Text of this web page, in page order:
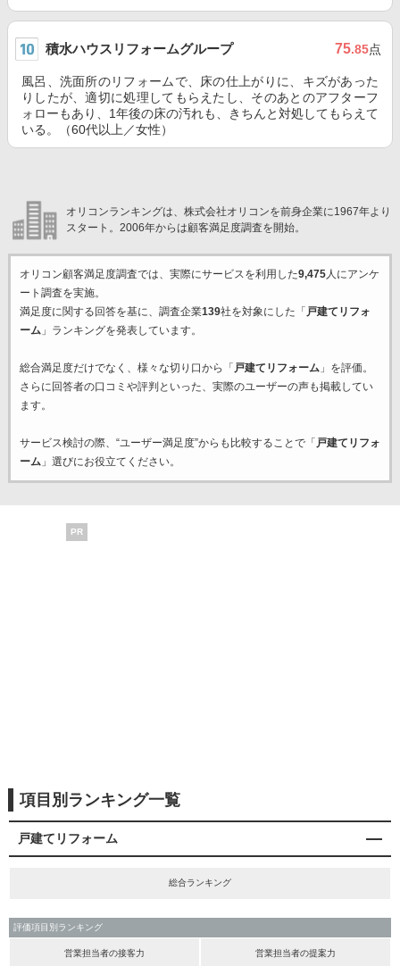
積水ハウスリフォームグループ 75.85点
風呂、洗面所のリフォームで、床の仕上がりに、キズがあった
りしたが、適切に処理してもらえたし、そのあとのアフターフ
ォローもあり、1年後の床の汚れも、きちんと対処してもらえて
いる。（60代以上／女性）
オリコンランキングは、株式会社オリコンを前身企業に1967年より
スタート。2006年からは顧客満足度調査を開始。
オリコン顧客満足度調査では、実際にサービスを利用した9,475人にアンケ
ート調査を実施。
満足度に関する回答を基に、調査企業139社を対象にした「 戸建てリフォ
ーム」ランキングを発表しています。
総合満足度だけでなく、様々な切り口から「 戸建てリフォーム」を評価。
さらに回答者の口コミや評判といった、実際のユーザーの声も掲載してい
ます。
サービス検討の際、“ユーザー満足度”からも比較することで「 戸建てリフォ
ーム」選びにお役立てください。
PR
項目別ランキング一覧
戸建てリフォーム
総合ランキング
評価項目別ランキング
営業担当者の接客力 営業担当者の提案力